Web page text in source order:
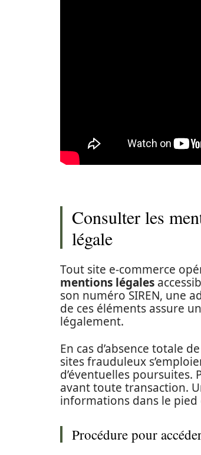
Consulter les
légale
Tout site e-commerce
mentions légales
son numéro SIREN, une
de ces éléments assure
légalement.
En cas d’absence totale
sites frauduleux
d’éventuelles
avant toute transaction.
informations dans le pied
Procédure pour